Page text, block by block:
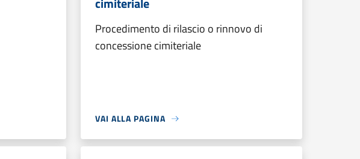
Procedimento di rilascio o rinnovo di
concessione cimiteriale
VAI ALLA PAGINA